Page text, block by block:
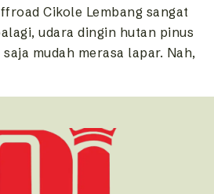
Cikole Lembang sangat
udara dingin hutan pinus
mudah merasa lapar. Nah,